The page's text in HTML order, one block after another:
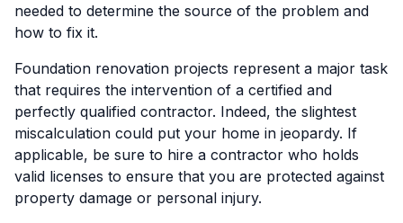
needed to determine the source of the problem and
how to fix it.
Foundation renovation projects represent a major task
that requires the intervention of a certified and
perfectly qualified contractor. Indeed, the slightest
miscalculation could put your home in jeopardy. If
applicable, be sure to hire a contractor who holds
valid licenses to ensure that you are protected against
property damage or personal injury.